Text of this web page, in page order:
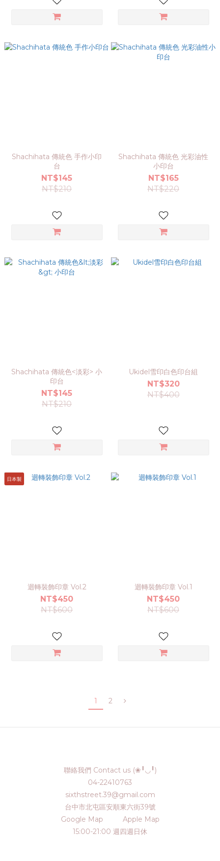
Shachihata 傳統色 手作小印
台
NT$145
NT$210
Shachihata 傳統色 光彩油性
小印台
NT$165
NT$220
Shachihata 傳統色<淡彩> 小
印台
NT$145
NT$210
Ukidel雪印白色印台組
NT$320
NT$400
日本製
迴轉裝飾印章 Vol.2
NT$450
NT$600
迴轉裝飾印章 Vol.1
NT$450
NT$600
1 2
聯絡我們 Contact us (❀╹◡╹)
04-22410763
sixthstreet.39@gmail.com
台中市北屯區安順東六街39號
Google Map
Apple Map
15:00-21:00 週四週日休